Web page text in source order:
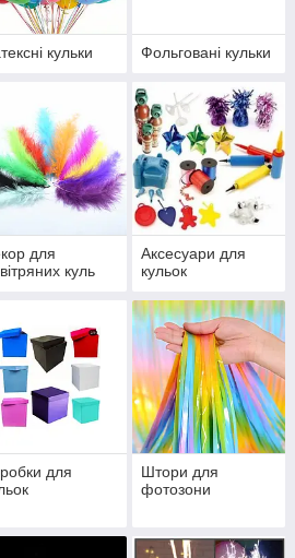
кульки Фольговані кульки
для
куль
Аксесуари для
кульок
для
Штори для
фотозони